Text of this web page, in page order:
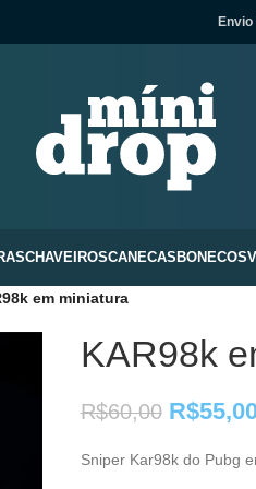
CHAVEIROSCANECAS BONECOS
em miniatura
KAR98k
R$60,00 R$
Sniper Kar98k do Pubg